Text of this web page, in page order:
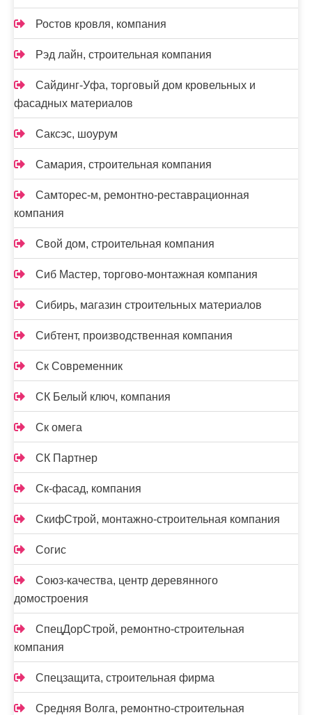
Ростов кровля, компания
Рэд лайн, строительная компания
Сайдинг-Уфа, торговый дом кровельных и
фасадных материалов
Саксэс, шоурум
Самария, строительная компания
Самторес-м, ремонтно-реставрационная
компания
Свой дом, строительная компания
Сиб Мастер, торгово-монтажная компания
Сибирь, магазин строительных материалов
Сибтент, производственная компания
Ск Cовременник
СК Белый ключ, компания
Ск омега
СК Партнер
Ск-фасад, компания
СкифСтрой, монтажно-строительная компания
Согис
Союз-качества, центр деревянного
домостроения
СпецДорСтрой, ремонтно-строительная
компания
Спецзащита, строительная фирма
Средняя Волга, ремонтно-строительная